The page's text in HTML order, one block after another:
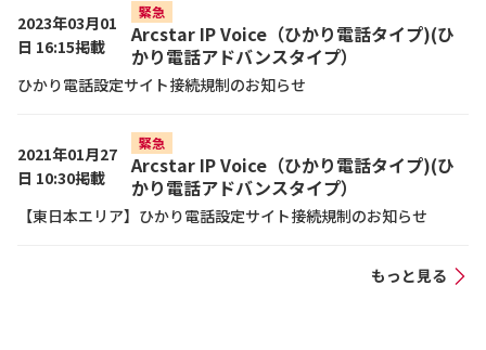
2023年03月01
日 16:15掲載
緊急
Arcstar IP Voice（ひかり電話タイプ)(ひ
かり電話アドバンスタイプ）
ひかり電話設定サイト接続規制のお知らせ
2021年01月27
日 10:30掲載
緊急
Arcstar IP Voice（ひかり電話タイプ)(ひ
かり電話アドバンスタイプ）
【東日本エリア】ひかり電話設定サイト接続規制のお知らせ
もっと見る